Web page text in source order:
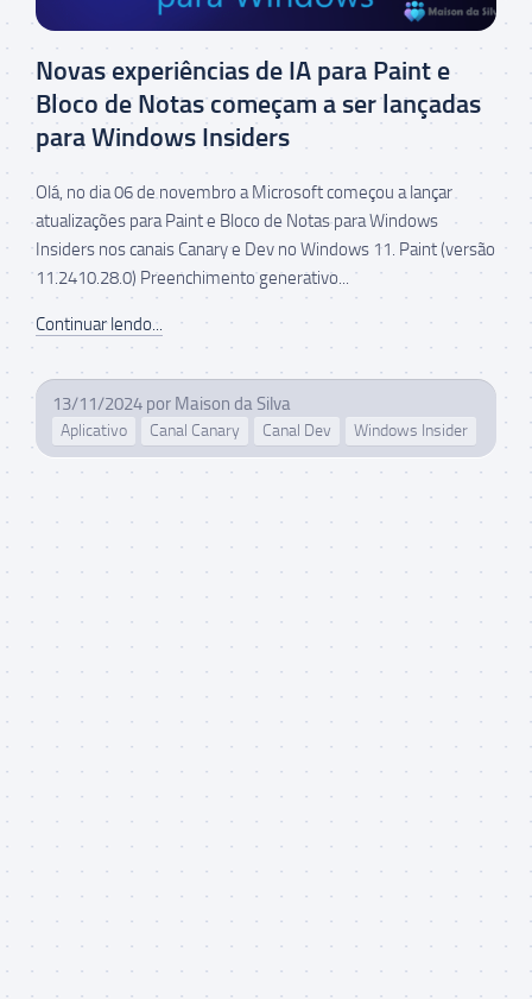
Novas experiências de IA para Paint e
Bloco de Notas começam a ser lançadas
para Windows Insiders
Olá, no dia 06 de novembro a Microsoft começou a lançar
atualizações para Paint e Bloco de Notas para Windows
Insiders nos canais Canary e Dev no Windows 11. Paint (versão
11.2410.28.0) Preenchimento generativo...
Continuar lendo...
13/11/2024 por Maison da Silva
Aplicativo Canal Canary Canal Dev Windows Insider